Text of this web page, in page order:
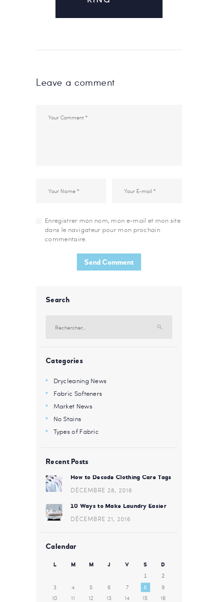
Leave a comment
Enregistrer mon nom, mon e-mail et mon site
dans le navigateur pour mon prochain
commentaire.
Search
Categories
Drycleaning News
Fabric Softeners
Market News
No Stains
Types of Fabric
Recent Posts
How to Decode Clothing Care Tags
DÉCEMBRE 28, 2016
10 Ways to Make Laundry Easier
DÉCEMBRE 21, 2016
Calendar
L M M J V S
D
1
2
3 4 5 6 7 8
9
10
11 12 13 14 15
16